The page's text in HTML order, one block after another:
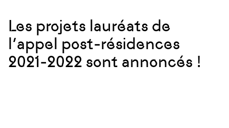
Les projets lauréats de
l’appel post-résidences
2021-2022 sont annoncés !